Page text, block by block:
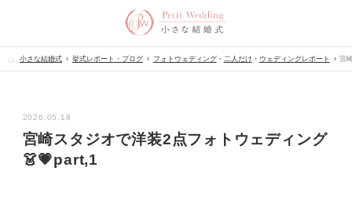
小さな結婚式 挙式レポート・ブログ フォトウェディング・ 二人だけ・ ウェディングレポート 宮
2026.05.18
宮崎スタジオで洋装2点フォトウェディング
👗💗part,1